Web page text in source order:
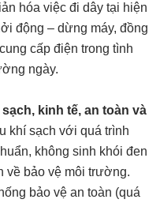
hóa việc đi dây tại hiện
động – dừng máy, đồng
cấp điện trong tình
ngày.
kinh tế, an toàn và
khí sạch với quá trình
không sinh khói đen
về bảo vệ môi trường.
bảo vệ an toàn (quá